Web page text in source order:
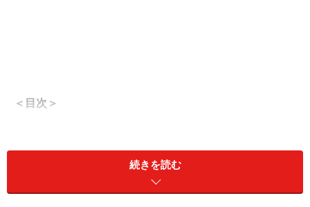
＜目次＞
疑問文の作り方
疑問詞のある疑問文３つのパターンのつくり方
必要な表現とパターンを覚えて、国籍の質問にバッ
続きを読む